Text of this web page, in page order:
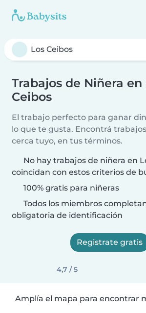
Trabajos de Niñera en
Ceibos
El trabajo perfecto para ganar
lo que te gusta. Encontrá
cerca tuyo, en tus términos.
No hay trabajos de niñera en
coincidan con estos criterios de
100% gratis para niñeras
Todos los miembros
obligatoria de identificación
Registrate gratis
4,7 / 5
Amplía el mapa para encontrar